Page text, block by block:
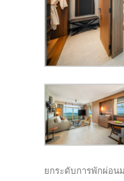
ยกระดับการพักผ่อน